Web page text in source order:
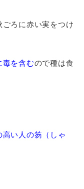
ろに赤い実をつけ
毒を含むので種は食
い人の笏（しゃ